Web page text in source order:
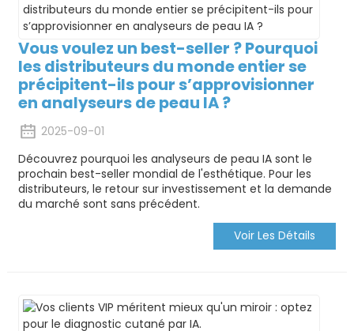
Vous voulez un best-seller ? Pourquoi
les distributeurs du monde entier se
précipitent-ils pour s’approvisionner
en analyseurs de peau IA ?
2025-09-01
Découvrez pourquoi les analyseurs de peau IA sont le
prochain best-seller mondial de l'esthétique. Pour les
distributeurs, le retour sur investissement et la demande
du marché sont sans précédent.
Voir Les Détails